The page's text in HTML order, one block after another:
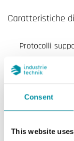
Consent
This website
Caratteristiche di
Protocolli
Porte RS485
Colore, coperchio
Pulsante di